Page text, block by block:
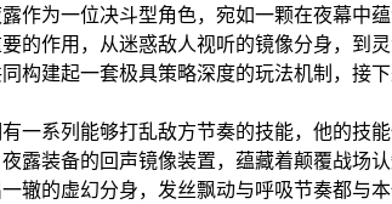
作为一位决斗型角色，宛如一颗在夜幕中
的作用，从迷惑敌人视听的镜像分身，到
构建起一套极具策略深度的玩法机制，接下
一系列能够打乱敌方节奏的技能，他的技
露装备的回声镜像装置，蕴藏着颠覆战场
辙的虚幻分身，发丝飘动与呼吸节奏都与本